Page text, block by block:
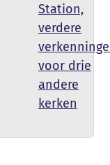
Station,
verdere
voor drie
andere
kerken